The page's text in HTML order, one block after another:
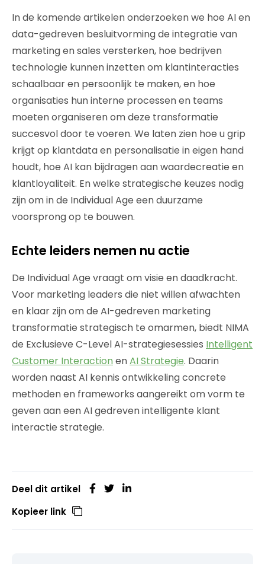
In de komende artikelen onderzoeken we hoe AI en
data-gedreven besluitvorming de integratie van
marketing en sales versterken, hoe bedrijven
technologie kunnen inzetten om klantinteracties
schaalbaar en persoonlijk te maken, en hoe
organisaties hun interne processen en teams
moeten organiseren om deze transformatie
succesvol door te voeren. We laten zien hoe u grip
krijgt op klantdata en personalisatie in eigen hand
houdt, hoe AI kan bijdragen aan waardecreatie en
klantloyaliteit. En welke strategische keuzes nodig
zijn om in de Individual Age een duurzame
voorsprong op te bouwen.
Echte leiders nemen nu actie
De Individual Age vraagt om visie en daadkracht.
Voor marketing leaders die niet willen afwachten
en klaar zijn om de AI-gedreven marketing
transformatie strategisch te omarmen, biedt NIMA
de Exclusieve C-Level AI-strategiesessies Intelligent
Customer Interaction enAI Strategie. Daarin
worden naast AI kennis ontwikkeling concrete
methoden en frameworks aangereikt om vorm te
geven aan een AI gedreven intelligente klant
interactie strategie.
Deel dit artikel
Kopieer link